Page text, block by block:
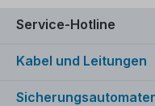
Service-Hotline
Kabel und Leitungen